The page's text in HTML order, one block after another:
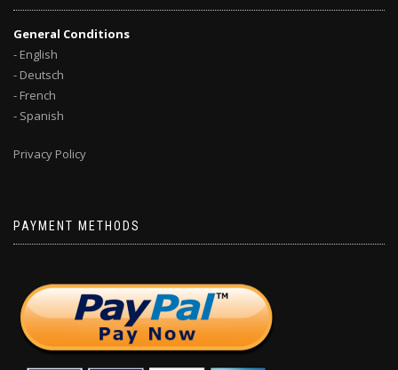
General Conditions
- English
- Deutsch
- French
- Spanish
Privacy Policy
PAYMENT METHODS